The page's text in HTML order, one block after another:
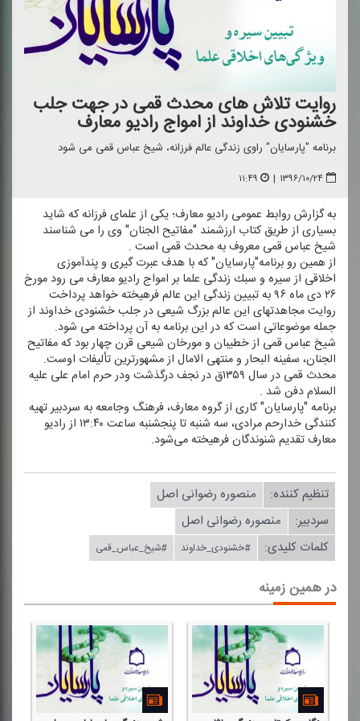
روایت تلاش های محدث قمی در جهت جلب
خشنودی خداوند از امواج رادیو معارف
برنامه "پارسایان" راوی زندگی عالم فرزانه، شیخ عباس قمی می شود
۱۳۹۶/۱۰/۲۴ | ۱۱:۴۹
به گزارش روابط عمومی رادیو معارف؛ یكی از علمای فرزانه كه شاید
بسیاری از طریق كتاب ارزشمند "مفاتیح الجنان" وی را می شناسند
شیخ عباس قمی معروف به محدث قمی است .
از همین رو برنامه"پارسایان" كه با هدف عبرت گیری و پندآموزی
اخلاقی از سیره و سبك زندگی علما بر امواج رادیو معارف می رود مورخ
۲۶ دی ماه ۹۶ به تبیین زندگی این عالم فرهیخته خواهد پرداخت
روایت مجاهدتهای این عالم بزرگ شیعی در جلب خشنودی خداوند از
جمله موضوعاتی است كه در این برنامه به آن پرداخته می شود.
شیخ عباس قمی از خطیبان و مورخان شیعی قرن چهار بود كه مفاتیح
الجنان، سفینه البحار و منتهی الامال از مشهورترین تألیفات اوست.
محدث قمی در سال ۱۳۵۹ق در نجف درگذشت ودر حرم امام علی علیه
السلام دفن شد .
برنامه "پارسایان" كاری از گروه معارف، فرهنگ وجامعه به سردبیر تهیه
كنندگی خدارحم مرادی، سه شنبه تا پنجشنبه ساعت ۱۳:۴۰ از رادیو
معارف تقدیم شنوندگان فرهیخته می‌شود.
تنظیم كننده:
منصوره رضوانی اصل
سردبیر:
منصوره رضوانی اصل
کلمات کلیدی:
#خشنودی_خداوند #شیخ_عباس_قمی
در همین زمینه